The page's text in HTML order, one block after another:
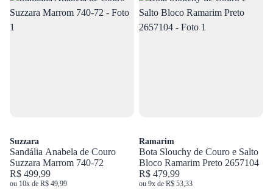
Suzzara
Sandália Anabela de Couro
Suzzara Marrom 740-72
R$ 499,99
ou 10x de R$ 49,99
Ramarim
Bota Slouchy de Couro e Salto
Bloco Ramarim Preto 2657104
R$ 479,99
ou 9x de R$ 53,33